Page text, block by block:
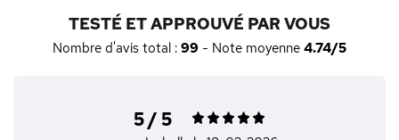
TESTÉ ET APPROUVÉ PAR VOUS
Nombre d'avis total : 99 - Note moyenne 4.74/5
5 / 5